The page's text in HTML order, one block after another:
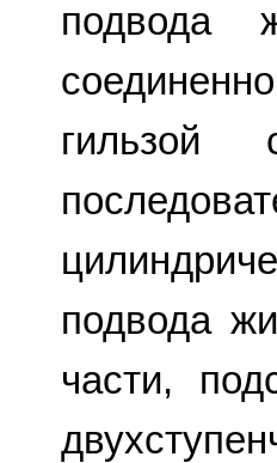
подвода
подвода
части,